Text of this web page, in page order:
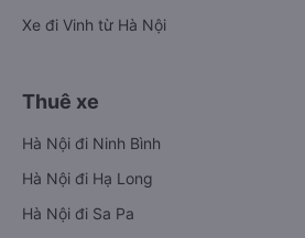
Xe đi Vinh từ Hà Nội
Thuê xe
Hà Nội đi Ninh Bình
Hà Nội đi Hạ Long
Hà Nội đi Sa Pa